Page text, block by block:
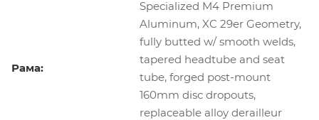
Рама:
Specialized M4 Premium
Aluminum, XC 29er Geometry,
fully butted w/ smooth welds,
tapered headtube and seat
tube, forged post-mount
160mm disc dropouts,
replaceable alloy derailleur